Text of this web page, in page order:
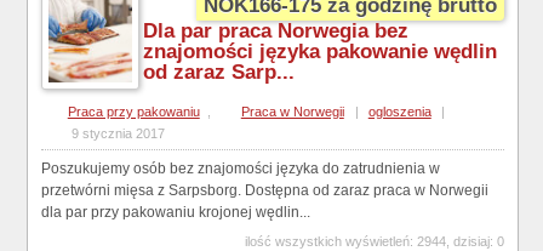
NOK166-175 za godzinę brutto
Dla par praca Norwegia bez
znajomości języka pakowanie wędlin
od zaraz Sarp...
Praca przy pakowaniu Praca w Norwegii | ogloszenia
|
9 stycznia 2017
Poszukujemy osób bez znajomości języka do zatrudnienia w
przetwórni mięsa z Sarpsborg. Dostępna od zaraz praca w Norwegii
dla par przy pakowaniu krojonej wędlin...
ilość wszystkich wyświetleń: 2944, dzisiaj: 0